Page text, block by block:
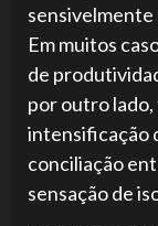
sensivelmente
Em muitos
de
por outro
intensificação
conciliação
sensação de